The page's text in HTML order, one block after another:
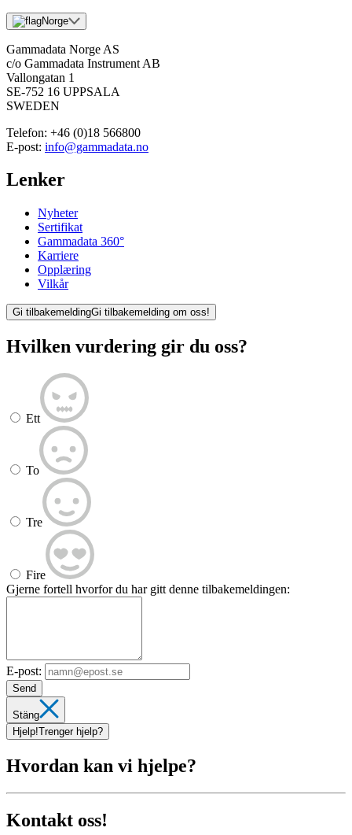
Norge
Gammadata Norge AS
c/o Gammadata Instrument AB
Vallongatan 1
SE-752 16 UPPSALA
SWEDEN
Telefon: +46 (0)18 566800
E-post: info@gammadata.no
Lenker
Nyheter
Sertifikat
Gammadata 360°
Karriere
Opplæring
Vilkår
Gi tilbakemeldingGi tilbakemelding om oss!
Hvilken vurdering gir du oss?
Ett
To
Tre
Fire
Gjerne fortell hvorfor du har gitt denne tilbakemeldingen:
E-post:
Send
Stäng
Hjelp!Trenger hjelp?
Hvordan kan vi hjelpe?
Kontakt oss!